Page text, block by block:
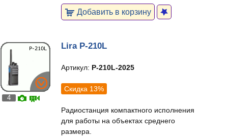
Добавить в корзину
4
Lira P-210L
Артикул: P-210L-2025
Скидка 13%
Радиостанция компактного исполнения
для работы на объектах среднего
размера.